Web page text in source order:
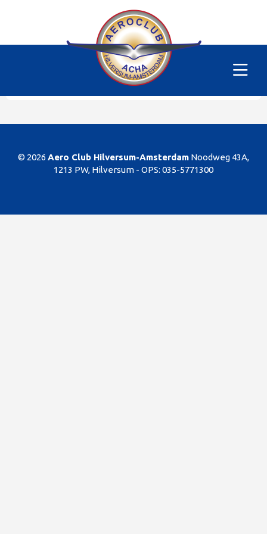
PH-SKC
Dit gedeelte van de website is alleen voor de
leden/begunstigers van onze club. Sorry. U kunt
natuurlijk altijd lid worden!
© 2026 Aero Club Hilversum-Amsterdam Noodweg 43A,
1213 PW, Hilversum - OPS: 035-5771300